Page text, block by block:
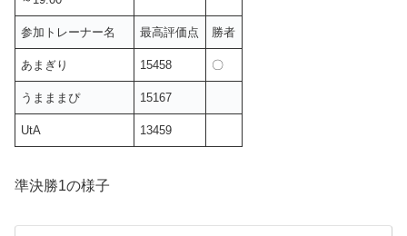
参加トレーナー名 最高評価点 勝者
あまぎり 15458 〇
うまままぴ 15167
UtA 13459
準決勝1の様子